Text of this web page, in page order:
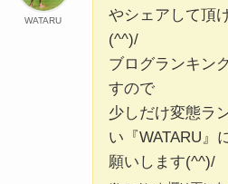
WATARU
やシェアして頂
(^^)/
ブログランキン
すので
少しだけ変態ラ
い『WATARU』
願いします(^^)/